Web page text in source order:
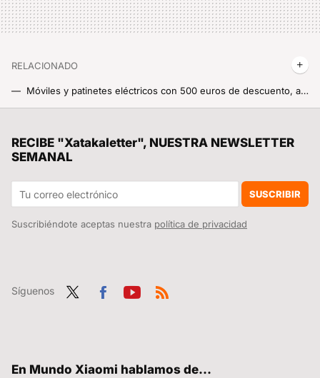
RELACIONADO
Móviles y patinetes eléctricos con 500 euros de descuento, auriculares a precio de risa, relojes inteligentes por menos de 30 euros y más, Cazando Gangas
La Xiaomi Smart Band 10 se queda sin secretos antes de su lanzamiento: más batería, más pantalla y HyperOS 2 al mando de las operaciones
RECIBE "Xatakaletter", NUESTRA NEWSLETTER
SEMANAL
SUSCRIBIR
Suscribiéndote aceptas nuestra política de privacidad
Síguenos
En Mundo Xiaomi hablamos de...